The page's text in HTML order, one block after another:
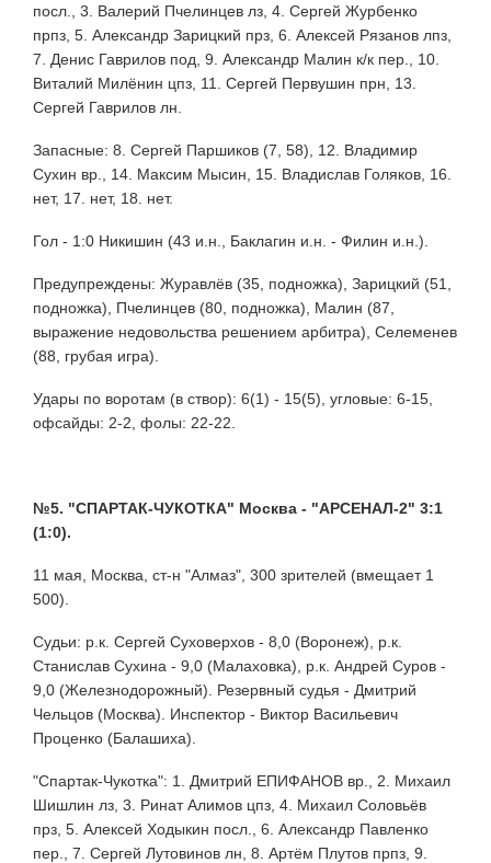
посл., 3. Валерий Пчелинцев лз, 4. Сергей Журбенко
прпз, 5. Александр Зарицкий прз, 6. Алексей Рязанов лпз,
7. Денис Гаврилов под, 9. Александр Малин к/к пер., 10.
Виталий Милёнин цпз, 11. Сергей Первушин прн, 13.
Сергей Гаврилов лн.
Запасные: 8. Сергей Паршиков (7, 58), 12. Владимир
Сухин вр., 14. Максим Мысин, 15. Владислав Голяков, 16.
нет, 17. нет, 18. нет.
Гол - 1:0 Никишин (43 и.н., Баклагин и.н. - Филин и.н.).
Предупреждены: Журавлёв (35, подножка), Зарицкий (51,
подножка), Пчелинцев (80, подножка), Малин (87,
выражение недовольства решением арбитра), Селеменев
(88, грубая игра).
Удары по воротам (в створ): 6(1) - 15(5), угловые: 6-15,
офсайды: 2-2, фолы: 22-22.
№5. "СПАРТАК-ЧУКОТКА" Москва - "АРСЕНАЛ-2" 3:1
(1:0).
11 мая, Москва, ст-н "Алмаз", 300 зрителей (вмещает 1
500).
Судьи: р.к. Сергей Суховерхов - 8,0 (Воронеж), р.к.
Станислав Сухина - 9,0 (Малаховка), р.к. Андрей Суров -
9,0 (Железнодорожный). Резервный судья - Дмитрий
Чельцов (Москва). Инспектор - Виктор Васильевич
Проценко (Балашиха).
"Спартак-Чукотка": 1. Дмитрий ЕПИФАНОВ вр., 2. Михаил
Шишлин лз, 3. Ринат Алимов цпз, 4. Михаил Соловьёв
прз, 5. Алексей Ходыкин посл., 6. Александр Павленко
пер., 7. Сергей Лутовинов лн, 8. Артём Плутов прпз, 9.